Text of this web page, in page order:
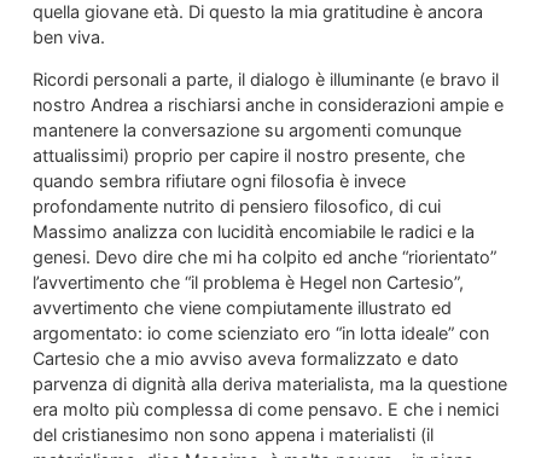
quella giovane età. Di questo la mia gratitudine è ancora
ben viva.
Ricordi personali a parte, il dialogo è illuminante (e bravo il
nostro Andrea a rischiarsi anche in considerazioni ampie e
mantenere la conversazione su argomenti comunque
attualissimi) proprio per capire il nostro presente, che
quando sembra rifiutare ogni filosofia è invece
profondamente nutrito di pensiero filosofico, di cui
Massimo analizza con lucidità encomiabile le radici e la
genesi. Devo dire che mi ha colpito ed anche “riorientato”
l’avvertimento che “il problema è Hegel non Cartesio”,
avvertimento che viene compiutamente illustrato ed
argomentato: io come scienziato ero “in lotta ideale” con
Cartesio che a mio avviso aveva formalizzato e dato
parvenza di dignità alla deriva materialista, ma la questione
era molto più complessa di come pensavo. E che i nemici
del cristianesimo non sono appena i materialisti (il